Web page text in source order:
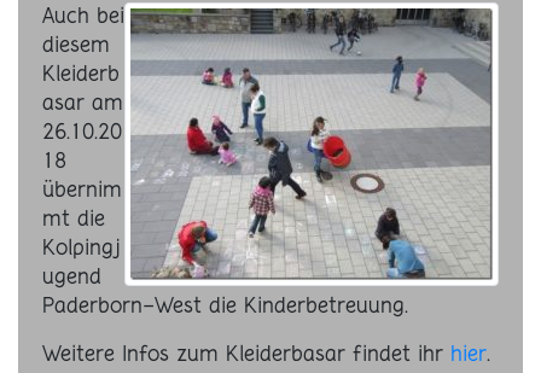
Auch bei
diesem
Kleiderb
asar am
26.10.20
18
übernim
mt die
Kolpingj
ugend
Paderborn-West die Kinderbetreuung.
Weitere Infos zum Kleiderbasar findet ihr hier.